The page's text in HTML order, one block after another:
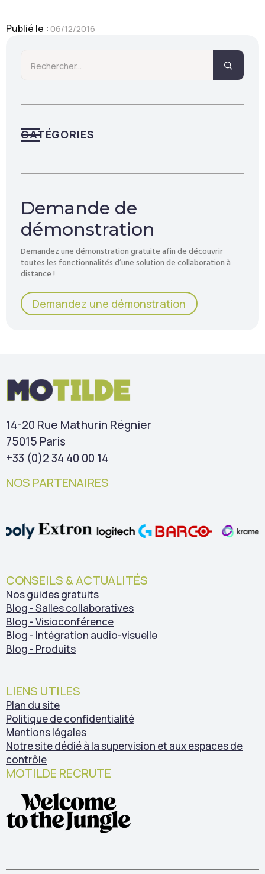
Publié le : 06/12/2016
CATÉGORIES
Demande de
démonstration
Demandez une démonstration gratuite afin de découvrir
toutes les fonctionnalités d’une solution de collaboration à
distance !
Demandez une démonstration
14-20 Rue Mathurin Régnier
75015 Paris
+33 (0)2 34 40 00 14
NOS PARTENAIRES
CONSEILS & ACTUALITÉS
Nos guides gratuits
Blog - Salles collaboratives
Blog - Visioconférence
Blog - Intégration audio-visuelle
Blog - Produits
LIENS UTILES
Plan du site
Politique de confidentialité
Mentions légales
Notre site dédié à la supervision et aux espaces de
contrôle
MOTILDE RECRUTE